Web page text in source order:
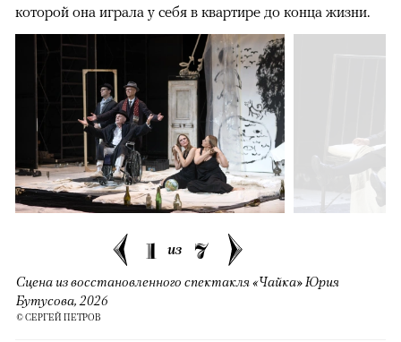
которой она играла у себя в квартире до конца жизни.
1 из 7
Сцена из восстановленного спектакля «Чайка» Юрия
Бутусова, 2026
© СЕРГЕЙ ПЕТРОВ